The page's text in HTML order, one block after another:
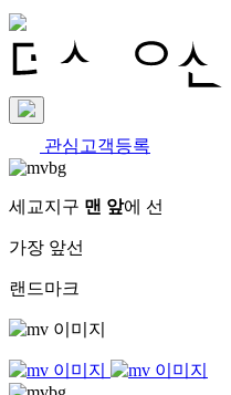
관심고객등록
세교지구 맨 앞에 선
가장 앞선
랜드마크